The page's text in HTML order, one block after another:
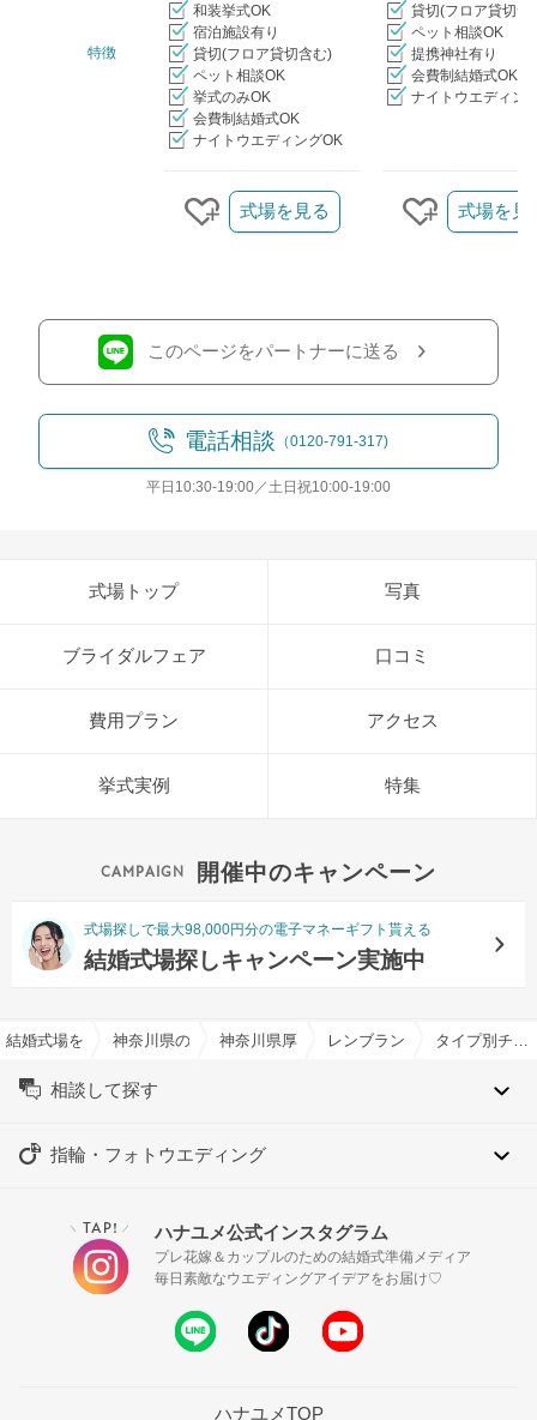
特徴
和装挙式OK
宿泊施設有り
貸切(フロア貸切含む)
ペット相談OK
挙式のみOK
会費制結婚式OK
ナイトウエディングOK
貸切(フロア貸切含
ペット相談OK
提携神社有り
会費制結婚式OK
ナイトウエディン
クリップする
式場を見る
クリップす
式場を見
このページをパートナーに送る
電話相談 （0120-791-317)
平日10:30-19:00／土日祝10:00-19:00
式場トップ 写真
ブライダルフェア 口コミ
費用プラン アクセス
挙式実例 特集
開催中のキャンペーン
式場探しで最大98,000円分の電子マネーギフト貰える
結婚式場探しキャンペーン実施中
結婚式場を探すならハナユメ神奈川県の結婚式場一覧神奈川県厚木市の結婚式場一覧レンブラントホテル厚木で結
相談して探す
指輪・フォトウエディング
＼ TAP! ／ ハナユメ公式インスタグラム
プレ花嫁＆カップルのための結婚式準備メディア
毎日素敵なウエディングアイデアをお届け♡
ハナユメTOP